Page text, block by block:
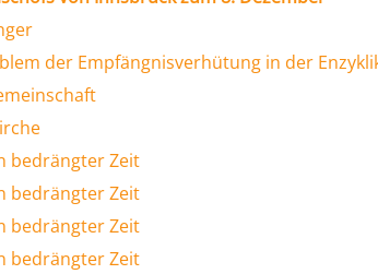
der Empfängnisverhütung in der
bedrängter Zeit
bedrängter Zeit
bedrängter Zeit
bedrängter Zeit